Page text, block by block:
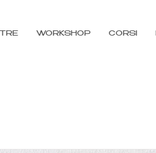
WORKSHOP CORSI